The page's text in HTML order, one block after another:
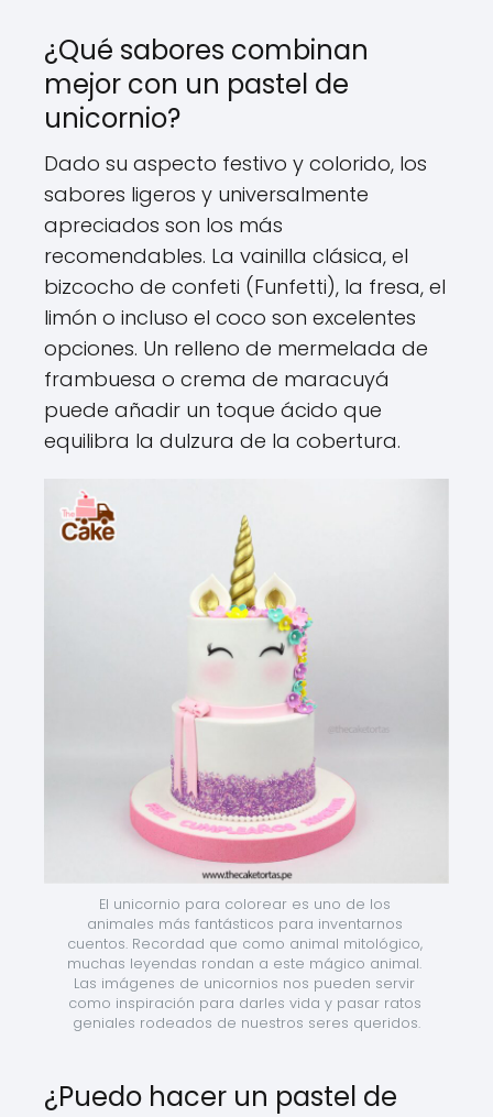
¿Qué sabores combinan
mejor con un pastel de
unicornio?
Dado su aspecto festivo y colorido, los
sabores ligeros y universalmente
apreciados son los más
recomendables. La vainilla clásica, el
bizcocho de confeti (Funfetti), la fresa, el
limón o incluso el coco son excelentes
opciones. Un relleno de mermelada de
frambuesa o crema de maracuyá
puede añadir un toque ácido que
equilibra la dulzura de la cobertura.
El unicornio para colorear es uno de los
animales más fantásticos para inventarnos
cuentos. Recordad que como animal mitológico,
muchas leyendas rondan a este mágico animal.
Las imágenes de unicornios nos pueden servir
como inspiración para darles vida y pasar ratos
geniales rodeados de nuestros seres queridos.
¿Puedo hacer un pastel de